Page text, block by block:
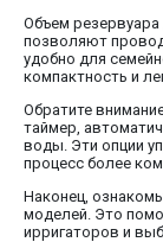
Объем
позволяют
удобно для
компактность и
Обратите
таймер,
воды. Эти опции
процесс более
Наконец,
моделей. Это
ирригаторов и